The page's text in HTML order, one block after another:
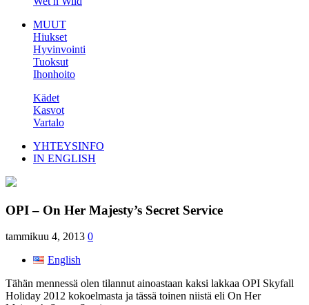
MUUT
Hiukset
Hyvinvointi
Tuoksut
Ihonhoito
Kädet
Kasvot
Vartalo
YHTEYSINFO
IN ENGLISH
OPI – On Her Majesty’s Secret Service
tammikuu 4, 2013 0
English
Tähän mennessä olen tilannut ainoastaan kaksi lakkaa OPI Skyfall
Holiday 2012 kokoelmasta ja tässä toinen niistä eli On Her